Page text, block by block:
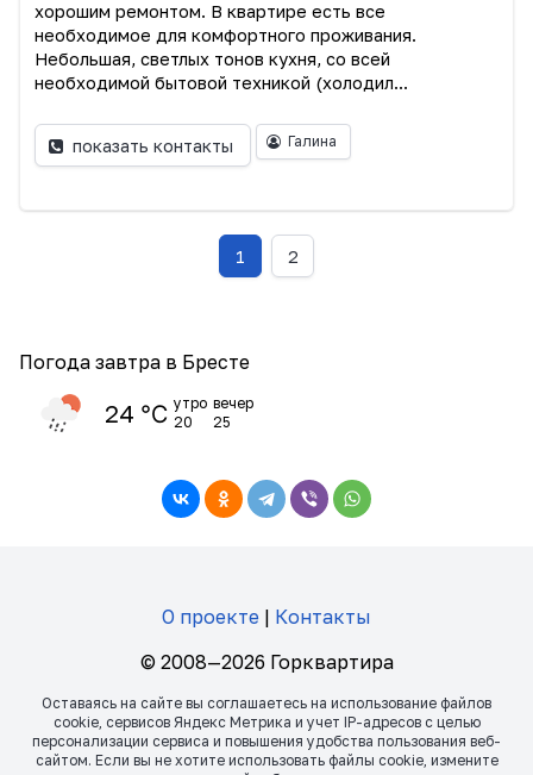
хорошим ремонтом. В квартире есть все
необходимое для комфортного проживания.
Небольшая, светлых тонов кухня, со всей
необходимой бытовой техникой (холодил...
показать контакты Галина
1 2
Погода завтра в Бресте
24 ℃ утро
20
вечер
25
О проекте | Контакты
© 2008—2026 Горквартира
Оставаясь на сайте вы соглашаетесь на использование файлов
сookie, сервисов Яндекс Метрика и учет IP-адресов с целью
персонализации сервиса и повышения удобства пользования веб-
сайтом. Если вы не хотите использовать файлы сookie, измените